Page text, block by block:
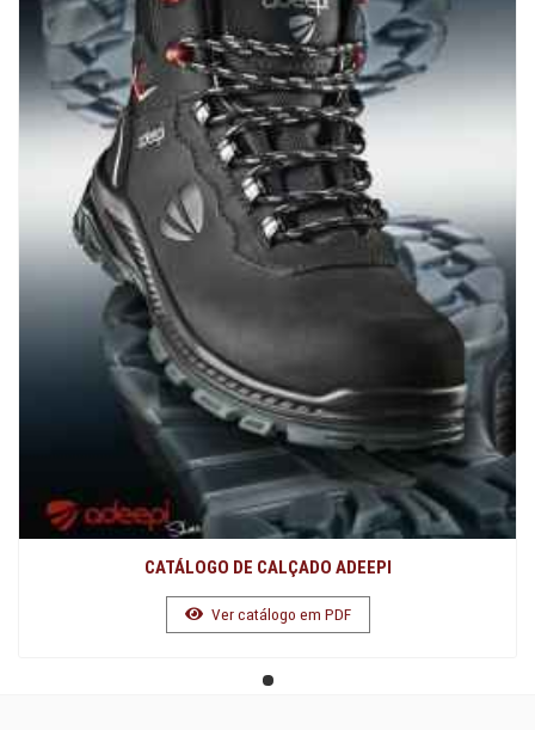
CATÁLOGO DE CALÇADO ADEEPI
Ver catálogo em PDF